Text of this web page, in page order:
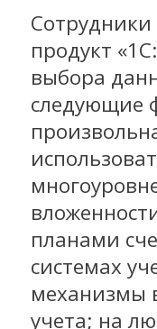
продукт
выбора
следующие
планами
системах
механизмы
учета; на